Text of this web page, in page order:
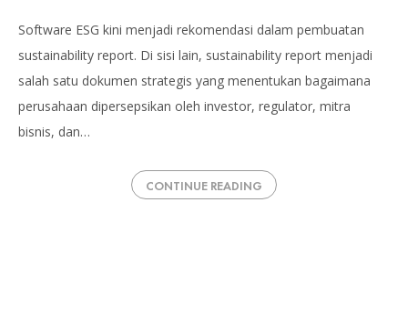
Software ESG kini menjadi rekomendasi dalam pembuatan
sustainability report. Di sisi lain, sustainability report menjadi
salah satu dokumen strategis yang menentukan bagaimana
perusahaan dipersepsikan oleh investor, regulator, mitra
bisnis, dan…
CONTINUE READING